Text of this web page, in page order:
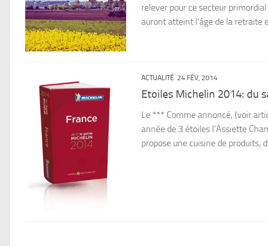
relever pour ce secteur
auront atteint l’âge de la retraite
ACTUALITÉ 24 FÉV, 2014
Etoiles Michelin 2014: du
Le *** Comme annoncé, (voir
année de 3 étoiles l’Assiette
propose une cuisine de produits,